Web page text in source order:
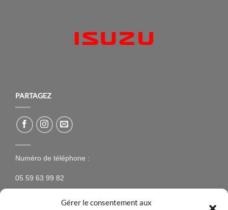
Gérer le consentement aux
PARTAGEZ
Numéro de téléphone :
05 59 63 99 82